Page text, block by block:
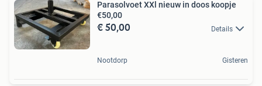
Parasolvoet XXl nieuw in doos koopje
€50,00
€ 50,00 Details
Nootdorp Gisteren